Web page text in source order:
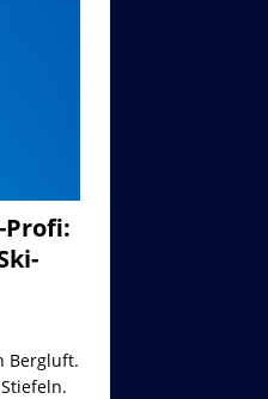
Profi:
Bergluft.